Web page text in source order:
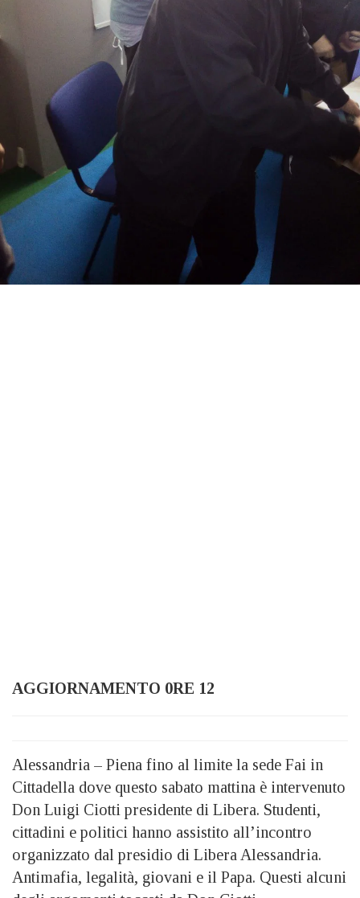
AGGIORNAMENTO 0RE 12
Alessandria – Piena fino al limite la sede Fai in
Cittadella dove questo sabato mattina è intervenuto
Don Luigi Ciotti presidente di Libera. Studenti,
cittadini e politici hanno assistito all’incontro
organizzato dal presidio di Libera Alessandria.
Antimafia, legalità, giovani e il Papa. Questi alcuni